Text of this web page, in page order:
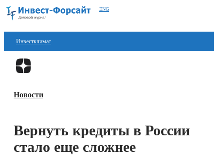
ENG
Инвестклимат
Финансы
Блокчейн
Технологии
Новости
Вернуть кредиты в России
стало еще сложнее